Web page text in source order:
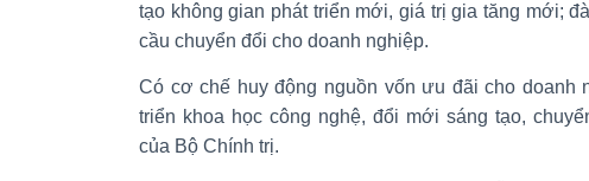
tạo không gian phát triển mới, giá trị gia tăng mới;
cầu chuyển đổi cho doanh nghiệp.
Có cơ chế huy động nguồn vốn ưu đãi cho doanh
triển khoa học công nghệ, đổi mới sáng tạo,
của Bộ Chính trị.